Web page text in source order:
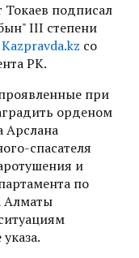
подписал
ІІІ степени
Kazpravda.kz со
РК.
при
орденом
Арслана
спасателя
и
по
Алматы